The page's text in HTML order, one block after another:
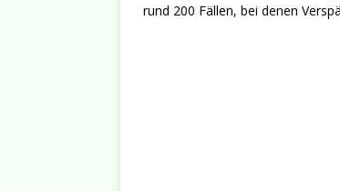
rund 200 Fällen, bei denen